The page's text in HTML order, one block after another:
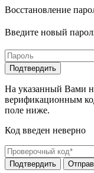
Восстановление
Введите новый
На указанный Вами
верификационным
поле ниже.
Код введен неверно